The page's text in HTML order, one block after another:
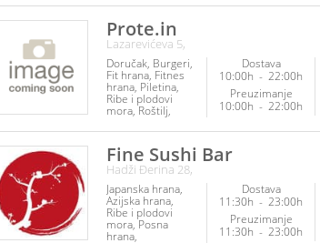
Posna hrana
Vegetarijanska
hrana Poslastice
Prote.in
Lazarevićeva 5,
Doručak Burgeri
Fit hrana Fitnes
hrana Piletina
Ribe i plodovi
mora Roštilj
Poslastice Napici
Dostava
10:00h - 22:00h
Preuzimanje
10:00h - 22:00h
Fine Sushi Bar
Hadži Đerina 28,
Japanska hrana
Azijska hrana
Ribe i plodovi
mora Posna
hrana
Dostava
11:30h - 23:00h
Preuzimanje
11:30h - 23:00h